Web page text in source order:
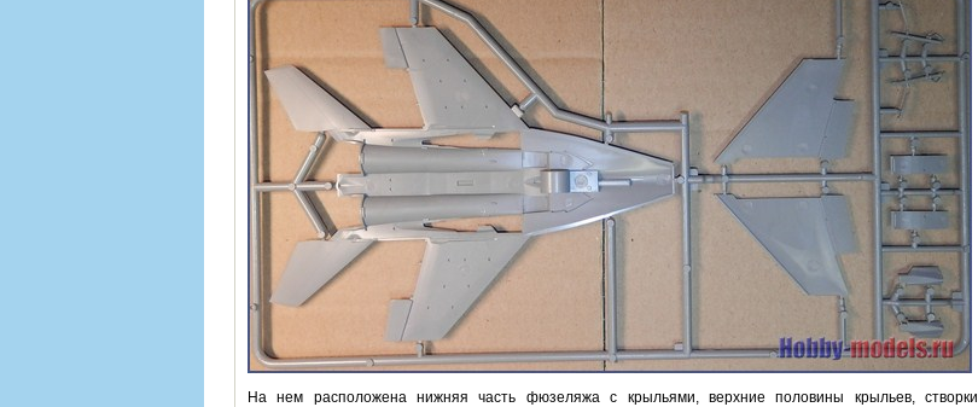
На нем расположена нижняя часть фюзеляжа с крыльями, верхние половины крыльев, створки